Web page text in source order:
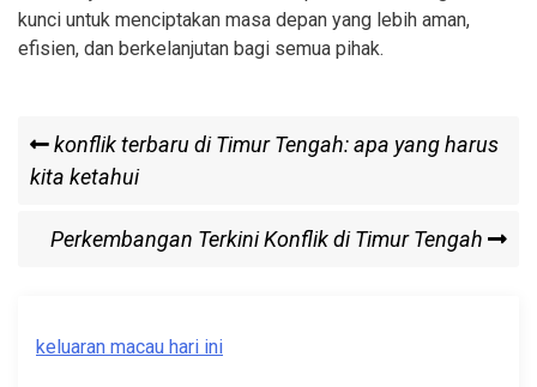
kunci untuk menciptakan masa depan yang lebih aman,
efisien, dan berkelanjutan bagi semua pihak.
Post
navigation
Previous
Post
konflik terbaru di Timur Tengah: apa yang harus
kita ketahui
Next
Perkembangan Terkini Konflik di Timur Tengah
keluaran macau hari ini